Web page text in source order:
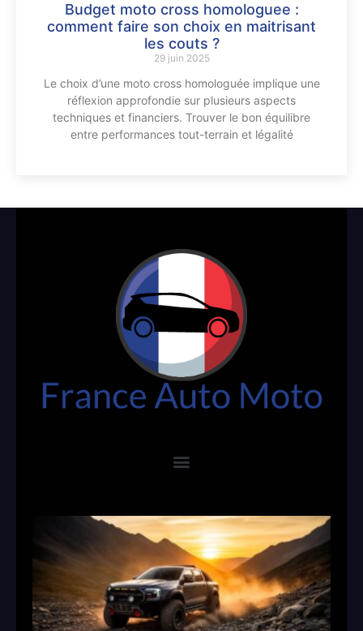
Budget moto cross homologuee :
comment faire son choix en maitrisant
les couts ?
29 juin 2025
Le choix d’une moto cross homologuée implique une
réflexion approfondie sur plusieurs aspects
techniques et financiers. Trouver le bon équilibre
entre performances tout-terrain et légalité